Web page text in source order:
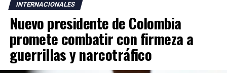
INTERNACIONALES
Nuevo presidente de Colombia
promete combatir con firmeza a
guerrillas y narcotráfico